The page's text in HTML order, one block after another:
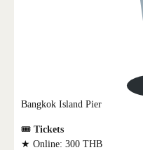
Bangkok Island Pier
🎟 Tickets
★ Online: 300 THB